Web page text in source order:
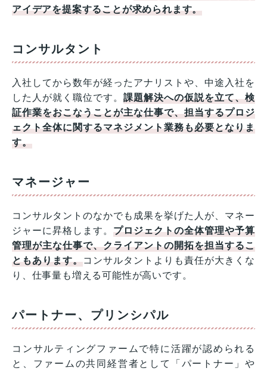
アイデアを提案することが求められます。
コンサルタント
入社してから数年が経ったアナリストや、中途入社を
した人が就く職位です。課題解決への仮説を立て、検
証作業をおこなうことが主な仕事で、担当するプロジ
ェクト全体に関するマネジメント業務も必要となりま
す。
マネージャー
コンサルタントのなかでも成果を挙げた人が、マネー
ジャーに昇格します。プロジェクトの全体管理や予算
管理が主な仕事で、クライアントの開拓を担当するこ
ともあります。コンサルタントよりも責任が大きくな
り、仕事量も増える可能性が高いです。
パートナー、プリンシパル
コンサルティングファームで特に活躍が認められる
と、ファームの共同経営者として「パートナー」や